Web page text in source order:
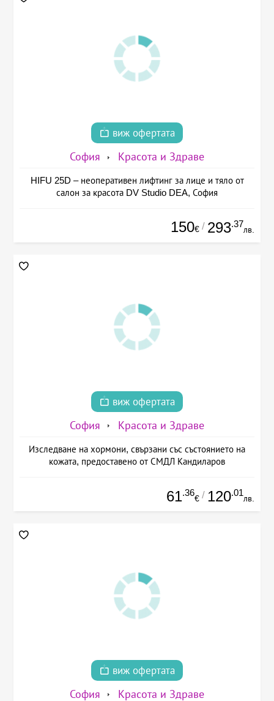
виж офертата
София Красота и Здраве
HIFU 25D – неоперативен лифтинг за лице и тяло от
салон за красота DV Studio DEA, София
150€ / 293.37
лв.
виж офертата
София Красота и Здраве
Изследване на хормони, свързани със състоянието на
кожата, предоставено от СМДЛ Кандиларов
61.36
€ / 120.01
лв.
виж офертата
София Красота и Здраве